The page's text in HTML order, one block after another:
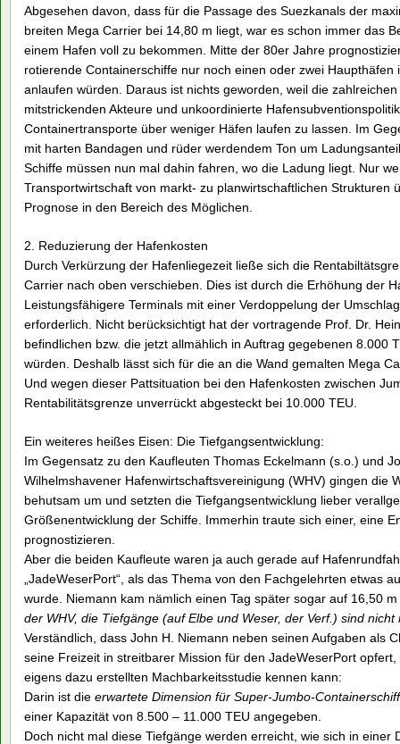
Abgesehen davon, dass für die Passage des Suezkanals der
breiten Mega Carrier bei 14,80 m liegt, war es schon immer das
einem Hafen voll zu bekommen. Mitte der 80er Jahre
rotierende Containerschiffe nur noch einen oder zwei Haupthäfen
anlaufen würden. Daraus ist nichts geworden, weil die
mitstrickenden Akteure und unkoordinierte
Containertransporte über weniger Häfen laufen zu lassen. Im
mit harten Bandagen und rüder werdendem Ton um
Schiffe müssen nun mal dahin fahren, wo die Ladung liegt. Nur
Transportwirtschaft von markt- zu planwirtschaftlichen Strukturen
Prognose in den Bereich des Möglichen.
2. Reduzierung der Hafenkosten
Durch Verkürzung der Hafenliegezeit ließe sich die
Carrier nach oben verschieben. Dies ist durch die Erhöhung der
Leistungsfähigere Terminals mit einer Verdoppelung der
erforderlich. Nicht berücksichtigt hat der vortragende Prof. Dr.
befindlichen bzw. die jetzt allmählich in Auftrag gegebenen 8.000
würden. Deshalb lässt sich für die an die Wand gemalten Mega
Und wegen dieser Pattsituation bei den Hafenkosten zwischen
Rentabilitätsgrenze unverrückt abgesteckt bei 10.000 TEU.
Ein weiteres heißes Eisen: Die Tiefgangsentwicklung:
Im Gegensatz zu den Kaufleuten Thomas Eckelmann (s.o.) und
Wilhelmshavener Hafenwirtschaftsvereinigung (WHV) gingen die
behutsam um und setzten die Tiefgangsentwicklung lieber
Größenentwicklung der Schiffe. Immerhin traute sich einer, eine
prognostizieren.
Aber die beiden Kaufleute waren ja auch gerade auf
„JadeWeserPort“, als das Thema von den Fachgelehrten etwas
wurde. Niemann kam nämlich einen Tag später sogar auf 16,50
der WHV, die Tiefgänge (auf Elbe und Weser, der Verf.) sind nicht
Verständlich, dass John H. Niemann neben seinen Aufgaben als
seine Freizeit in streitbarer Mission für den JadeWeserPort
eigens dazu erstellten Machbarkeitsstudie kennen kann:
Darin ist die erwartete Dimension für Super-Jumbo-
einer Kapazität von 8.500 – 11.000 TEU angegeben.
Doch nicht mal diese Tiefgänge werden erreicht, wie sich in einer